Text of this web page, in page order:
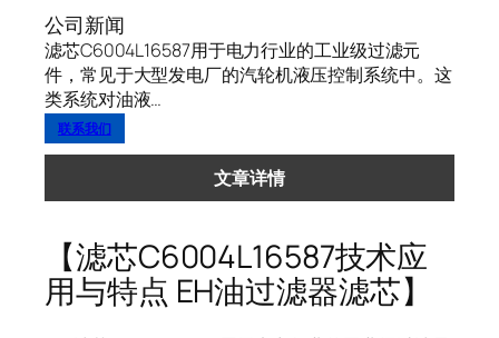
公司新闻
滤芯C6004L16587用于电力行业的工业级过滤元
件，常见于大型发电厂的汽轮机液压控制系统中。这
类系统对油液…
联系我们
文章详情
【滤芯C6004L16587技术应
用与特点 EH油过滤器滤芯】